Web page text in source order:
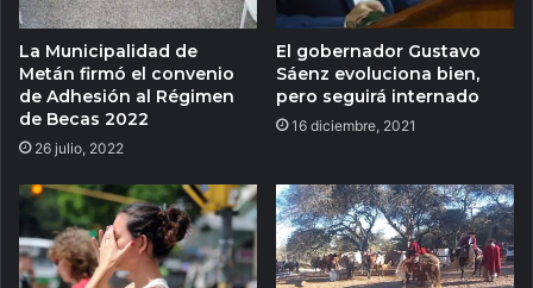
La Municipalidad de
Metán firmó el convenio
de Adhesión al Régimen
de Becas 2022
26 julio, 2022
El gobernador Gustavo
Sáenz evoluciona bien,
pero seguirá internado
16 diciembre, 2021